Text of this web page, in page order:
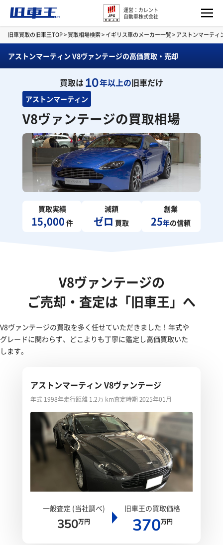
運営：カレント
自動車株式会社
旧車買取の旧車王TOP>買取相場検索>イギリス車のメーカー一覧>アストンマーティ
アストンマーティン V8ヴァンテージの高価買取・売却
買取は10年以上の旧車だけ
アストンマーティン
V8ヴァンテージの買取相場
買取実績
15,000 件
減額
ゼロ 買取
創業
25年の信頼
V8ヴァンテージの
ご売却・査定は「旧車王」へ
V8ヴァンテージの買取を多く任せていただきました！年式や
グレードに関わらず、どこよりも丁寧に鑑定し高価買取いた
します。
アストンマーティン V8ヴァンテージ
年式 1998年走行距離 1.2万 km査定時期 2025年01月
一般査定 (当社調べ)
350万円
旧車王の買取価格
370万円